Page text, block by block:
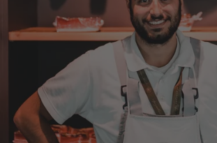
Verifizierter Kunde
Hallo Ich konnte erst heute
abholen , bin sehr überrascht
weiter empfehlen Lg Roland
Thorsten
Verifizierter Kunde